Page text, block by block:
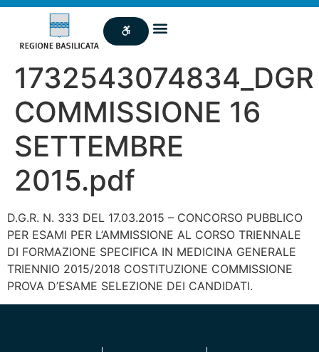
1732543074834_DGR
COMMISSIONE 16
SETTEMBRE
2015.pdf
D.G.R. N. 333 DEL 17.03.2015 – CONCORSO PUBBLICO
PER ESAMI PER L’AMMISSIONE AL CORSO TRIENNALE
DI FORMAZIONE SPECIFICA IN MEDICINA GENERALE
TRIENNIO 2015/2018 COSTITUZIONE COMMISSIONE
PROVA D’ESAME SELEZIONE DEI CANDIDATI.